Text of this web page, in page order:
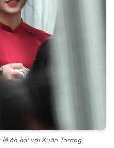
ăn hỏi với Xuân Trường.